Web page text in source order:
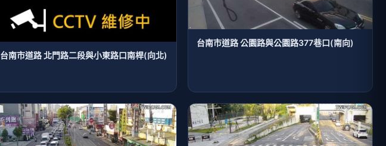
台南市道路 北門路二段與小東路口南桿(向北)
台南市道路 公園路與公園路377巷口(南向)